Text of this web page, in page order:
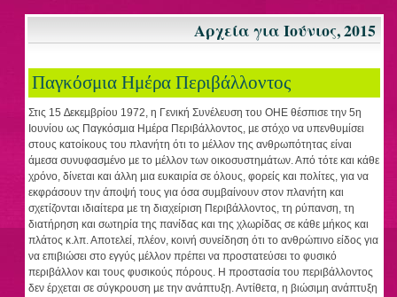
Αρχεία για Ιούνιος, 2015
Παγκόσμια Ημέρα Περιβάλλοντος
Στις 15 ∆εκεµβρίου 1972, η Γενική Συνέλευση του OΗΕ θέσπισε την 5η
Ιουνίου ως Παγκόσµια Ηµέρα Περιβάλλοντος, µε στόχο να υπενθυµίσει
στους κατοίκους του πλανήτη ότι το µέλλον της ανθρωπότητας είναι
άµεσα συνυφασµένο µε το µέλλον των οικοσυστηµάτων. Από τότε και κάθε
χρόνο, δίνεται και άλλη µια ευκαιρία σε όλους, φορείς και πολίτες, για να
εκφράσουν την άποψή τους για όσα συµβαίνουν στον πλανήτη και
σχετίζονται ιδιαίτερα µε τη διαχείριση Περιβάλλοντος, τη ρύπανση, τη
διατήρηση και σωτηρία της πανίδας και της χλωρίδας σε κάθε µήκος και
πλάτος κ.λπ. Αποτελεί, πλέον, κοινή συνείδηση ότι το ανθρώπινο είδος για
να επιβιώσει στο εγγύς µέλλον πρέπει να προστατεύσει το φυσικό
περιβάλλον και τους φυσικούς πόρους. Η προστασία του περιβάλλοντος
δεν έρχεται σε σύγκρουση µε την ανάπτυξη. Αντίθετα, η βιώσιµη ανάπτυξη